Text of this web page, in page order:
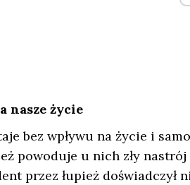
nasze życie
bez wpływu na życie i
powoduje u nich zły
przez łupież doświadczył